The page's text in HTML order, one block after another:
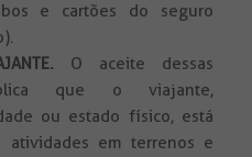
e cartões do seguro
O aceite dessas
que o viajante,
ou estado físico, está
atividades em terrenos e